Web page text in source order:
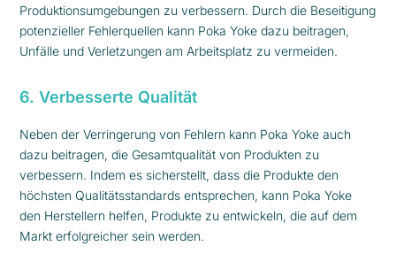
Produktionsumgebungen zu verbessern. Durch die Beseitigung
potenzieller Fehlerquellen kann Poka Yoke dazu beitragen,
Unfälle und Verletzungen am Arbeitsplatz zu vermeiden.
6. Verbesserte Qualität
Neben der Verringerung von Fehlern kann Poka Yoke auch
dazu beitragen, die Gesamtqualität von Produkten zu
verbessern. Indem es sicherstellt, dass die Produkte den
höchsten Qualitätsstandards entsprechen, kann Poka Yoke
den Herstellern helfen, Produkte zu entwickeln, die auf dem
Markt erfolgreicher sein werden.